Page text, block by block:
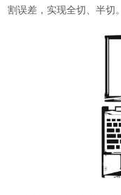
割误差，实现全切、半切。